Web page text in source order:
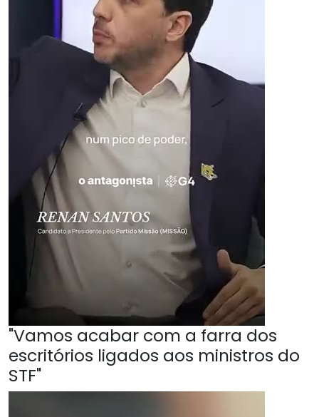
"Vamos acabar com a farra dos
escritórios ligados aos ministros do
STF"